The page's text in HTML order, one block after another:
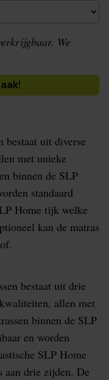
We
bestaat uit diverse
met unieke
binnen de SLP
standaard
Home tijk welke
kan de matras
bestaat uit drie
allen met
binnen de SLP
en worden
SLP Home
drie zijden. De